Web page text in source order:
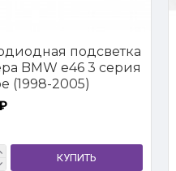
подсветка
BMW e46 3 серия
(1998-2005)
КУПИТЬ